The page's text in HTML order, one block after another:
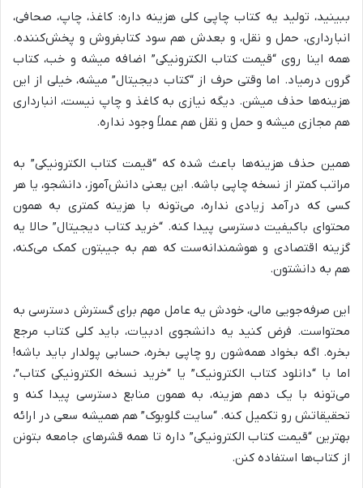
ببینید، تولید یه کتاب چاپی کلی هزینه داره: کاغذ، چاپ، صحافی،
انبارداری، حمل و نقل، و بعدش هم سود کتابفروش و پخش‌کننده.
همه اینا روی “قیمت کتاب الکترونیکی” اضافه میشه و خب، کتاب
گرون درمیاد. اما وقتی حرف از “کتاب دیجیتال” میشه، خیلی از این
هزینه‌ها حذف میشن. دیگه نیازی به کاغذ و چاپ نیست، انبارداری
هم مجازی میشه و حمل و نقل هم عملاً وجود نداره.
همین حذف هزینه‌ها باعث شده که “قیمت کتاب الکترونیکی” به
مراتب کمتر از نسخه چاپی باشه. این یعنی دانش‌آموز، دانشجو، یا هر
کسی که درآمد زیادی نداره، می‌تونه با هزینه کمتری به همون
محتوای باکیفیت دسترسی پیدا کنه. “خرید کتاب دیجیتال” حالا یه
گزینه اقتصادی و هوشمندانه‌ست که هم به جیبتون کمک می‌کنه،
هم به دانشتون.
این صرفه‌جویی مالی، خودش یه عامل مهم برای گسترش دسترسی به
محتواست. فرض کنید یه دانشجوی ادبیات، باید کلی کتاب مرجع
بخره. اگه بخواد همه‌شون رو چاپی بخره، حسابی پولدار باید باشه!
اما با “دانلود کتاب الکترونیک” یا “خرید نسخه الکترونیکی کتاب”،
می‌تونه با یک دهم هزینه، به همون منابع دسترسی پیدا کنه و
تحقیقاتش رو تکمیل کنه. “سایت گلوبوک” هم همیشه سعی در ارائه
بهترین “قیمت کتاب الکترونیکی” داره تا همه قشرهای جامعه بتونن
از کتاب‌ها استفاده کنن.